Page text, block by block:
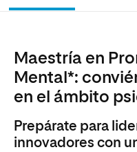
Maestría en
Mental*:
en el ámbito
Prepárate para
innovadores con